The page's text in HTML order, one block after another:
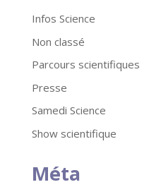
Infos Science
Non classé
Parcours scientifiques
Presse
Samedi Science
Show scientifique
Méta